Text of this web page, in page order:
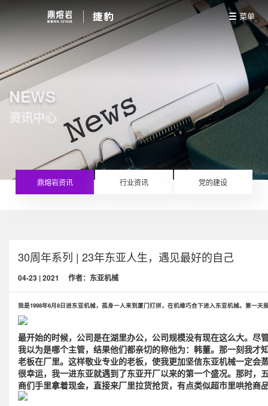
菜单
NEWS
资讯中心
鼎熔岩资讯 行业资讯 党的建设
30周年系列 | 23年东亚人生，遇见最好的自己
04-23 | 2021 作者：东亚机械
我是1998年6月8日进东亚机械，孤身一人来到厦门打拼，在机缘巧合下进入东亚机械。第一
最开始的时候，公司是在湖里办公，公司规模没有现在这么大。
我以为是哪个主管，结果他们都亲切的称他为：韩董。那一刻我
老板在厂里。这样敬业专业的老板，使我更加坚信东亚机械一定会
很幸运，我一进东亚就遇到了东亚开厂以来的第一个盛况。那时
商们手里拿着现金，直接来厂里拉货抢货，有点类似超市里哄抢商